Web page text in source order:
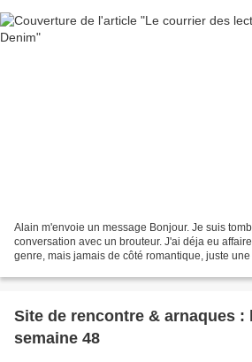
Alain m'envoie un message Bonjour. Je suis
conversation avec un brouteur. J'ai déja eu
genre, mais jamais de côté romantique, juste
Site de rencontre & arnaques :
semaine 48